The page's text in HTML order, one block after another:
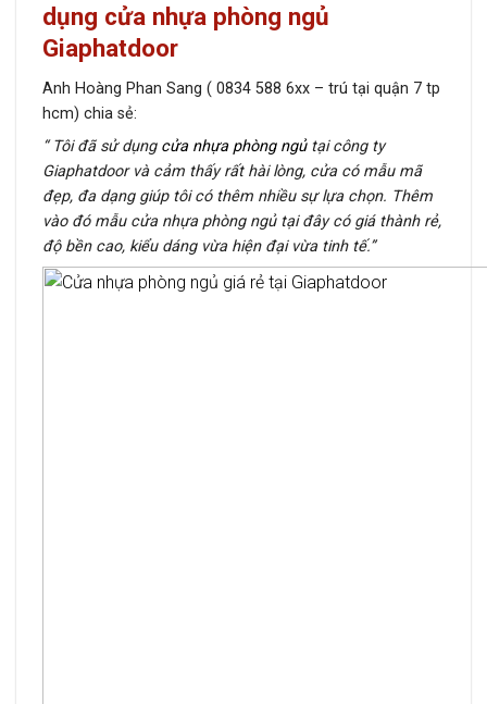
dụng cửa nhựa phòng ngủ
Giaphatdoor
Anh Hoàng Phan Sang ( 0834 588 6xx – trú tại quận 7 tp
hcm) chia sẻ:
“ Tôi đã sử dụngcửa nhựa phòng ngủtại công ty
Giaphatdoor và cảm thấy rất hài lòng, cửa có mẫu mã
đẹp, đa dạng giúp tôi có thêm nhiều sự lựa chọn. Thêm
vào đó mẫu cửa nhựa phòng ngủ tại đây có giá thành rẻ,
độ bền cao, kiểu dáng vừa hiện đại vừa tinh tế.”